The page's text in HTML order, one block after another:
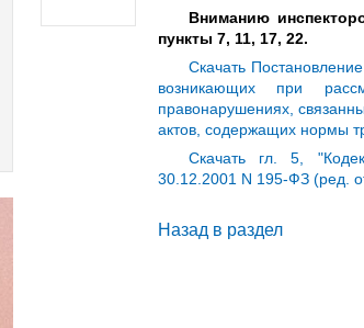
Вниманию
пункты 7, 11, 17, 22.
Скачать
возникающих при
правонарушениях,
актов, содержащих нормы
Скачать гл. 5,
30.12.2001 N 195-ФЗ (ред.
Назад в раздел